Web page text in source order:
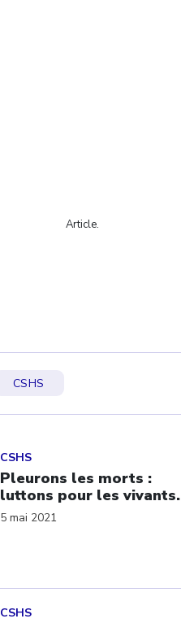
Article.
CSHS
CSHS
Pleurons les morts :
luttons pour les vivants.
5 mai 2021
CSHS